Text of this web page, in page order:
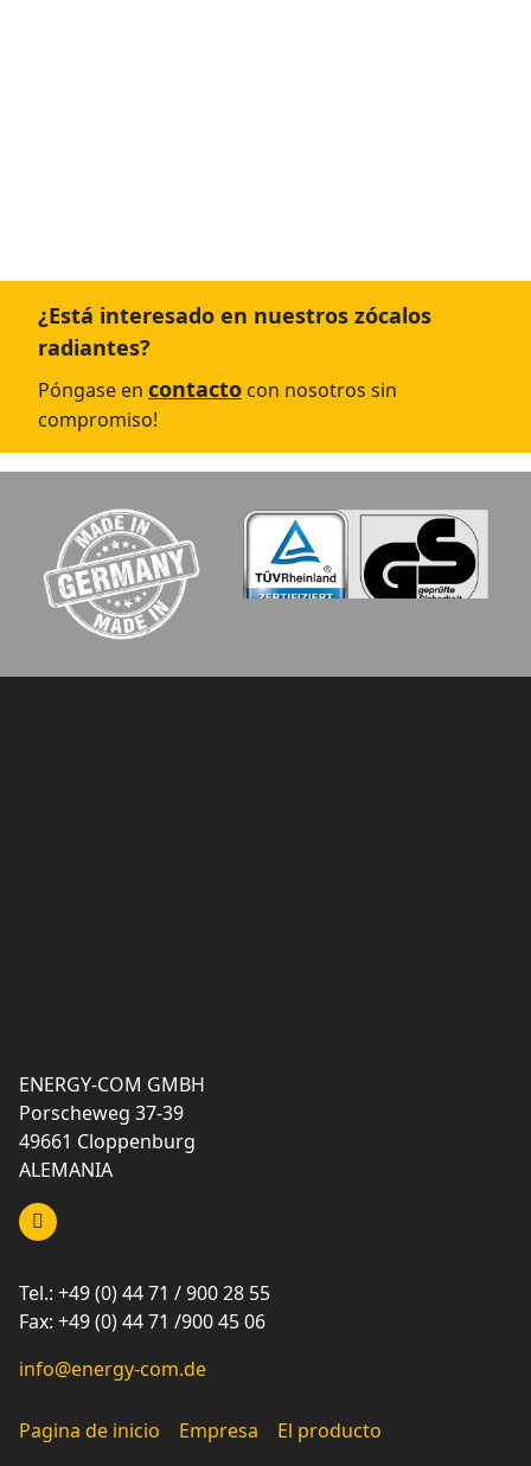
¿Está interesado en nuestros zócalos
radiantes?
Póngase en contacto con nosotros sin
compromiso!
ENERGY-COM GMBH
Porscheweg 37-39
49661 Cloppenburg
ALEMANIA
Tel.: +49 (0) 44 71 / 900 28 55
Fax: +49 (0) 44 71 /900 45 06
info@energy-com.de
Pagina de inicio Empresa
El producto